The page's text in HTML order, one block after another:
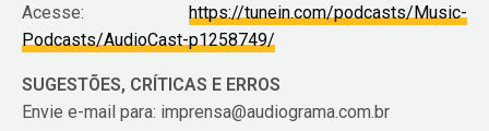
Acesse: https://tunein.com/podcasts/Music-
Podcasts/AudioCast-p1258749/
SUGESTÕES, CRÍTICAS E ERROS
Envie e-mail para: imprensa@audiograma.com.br